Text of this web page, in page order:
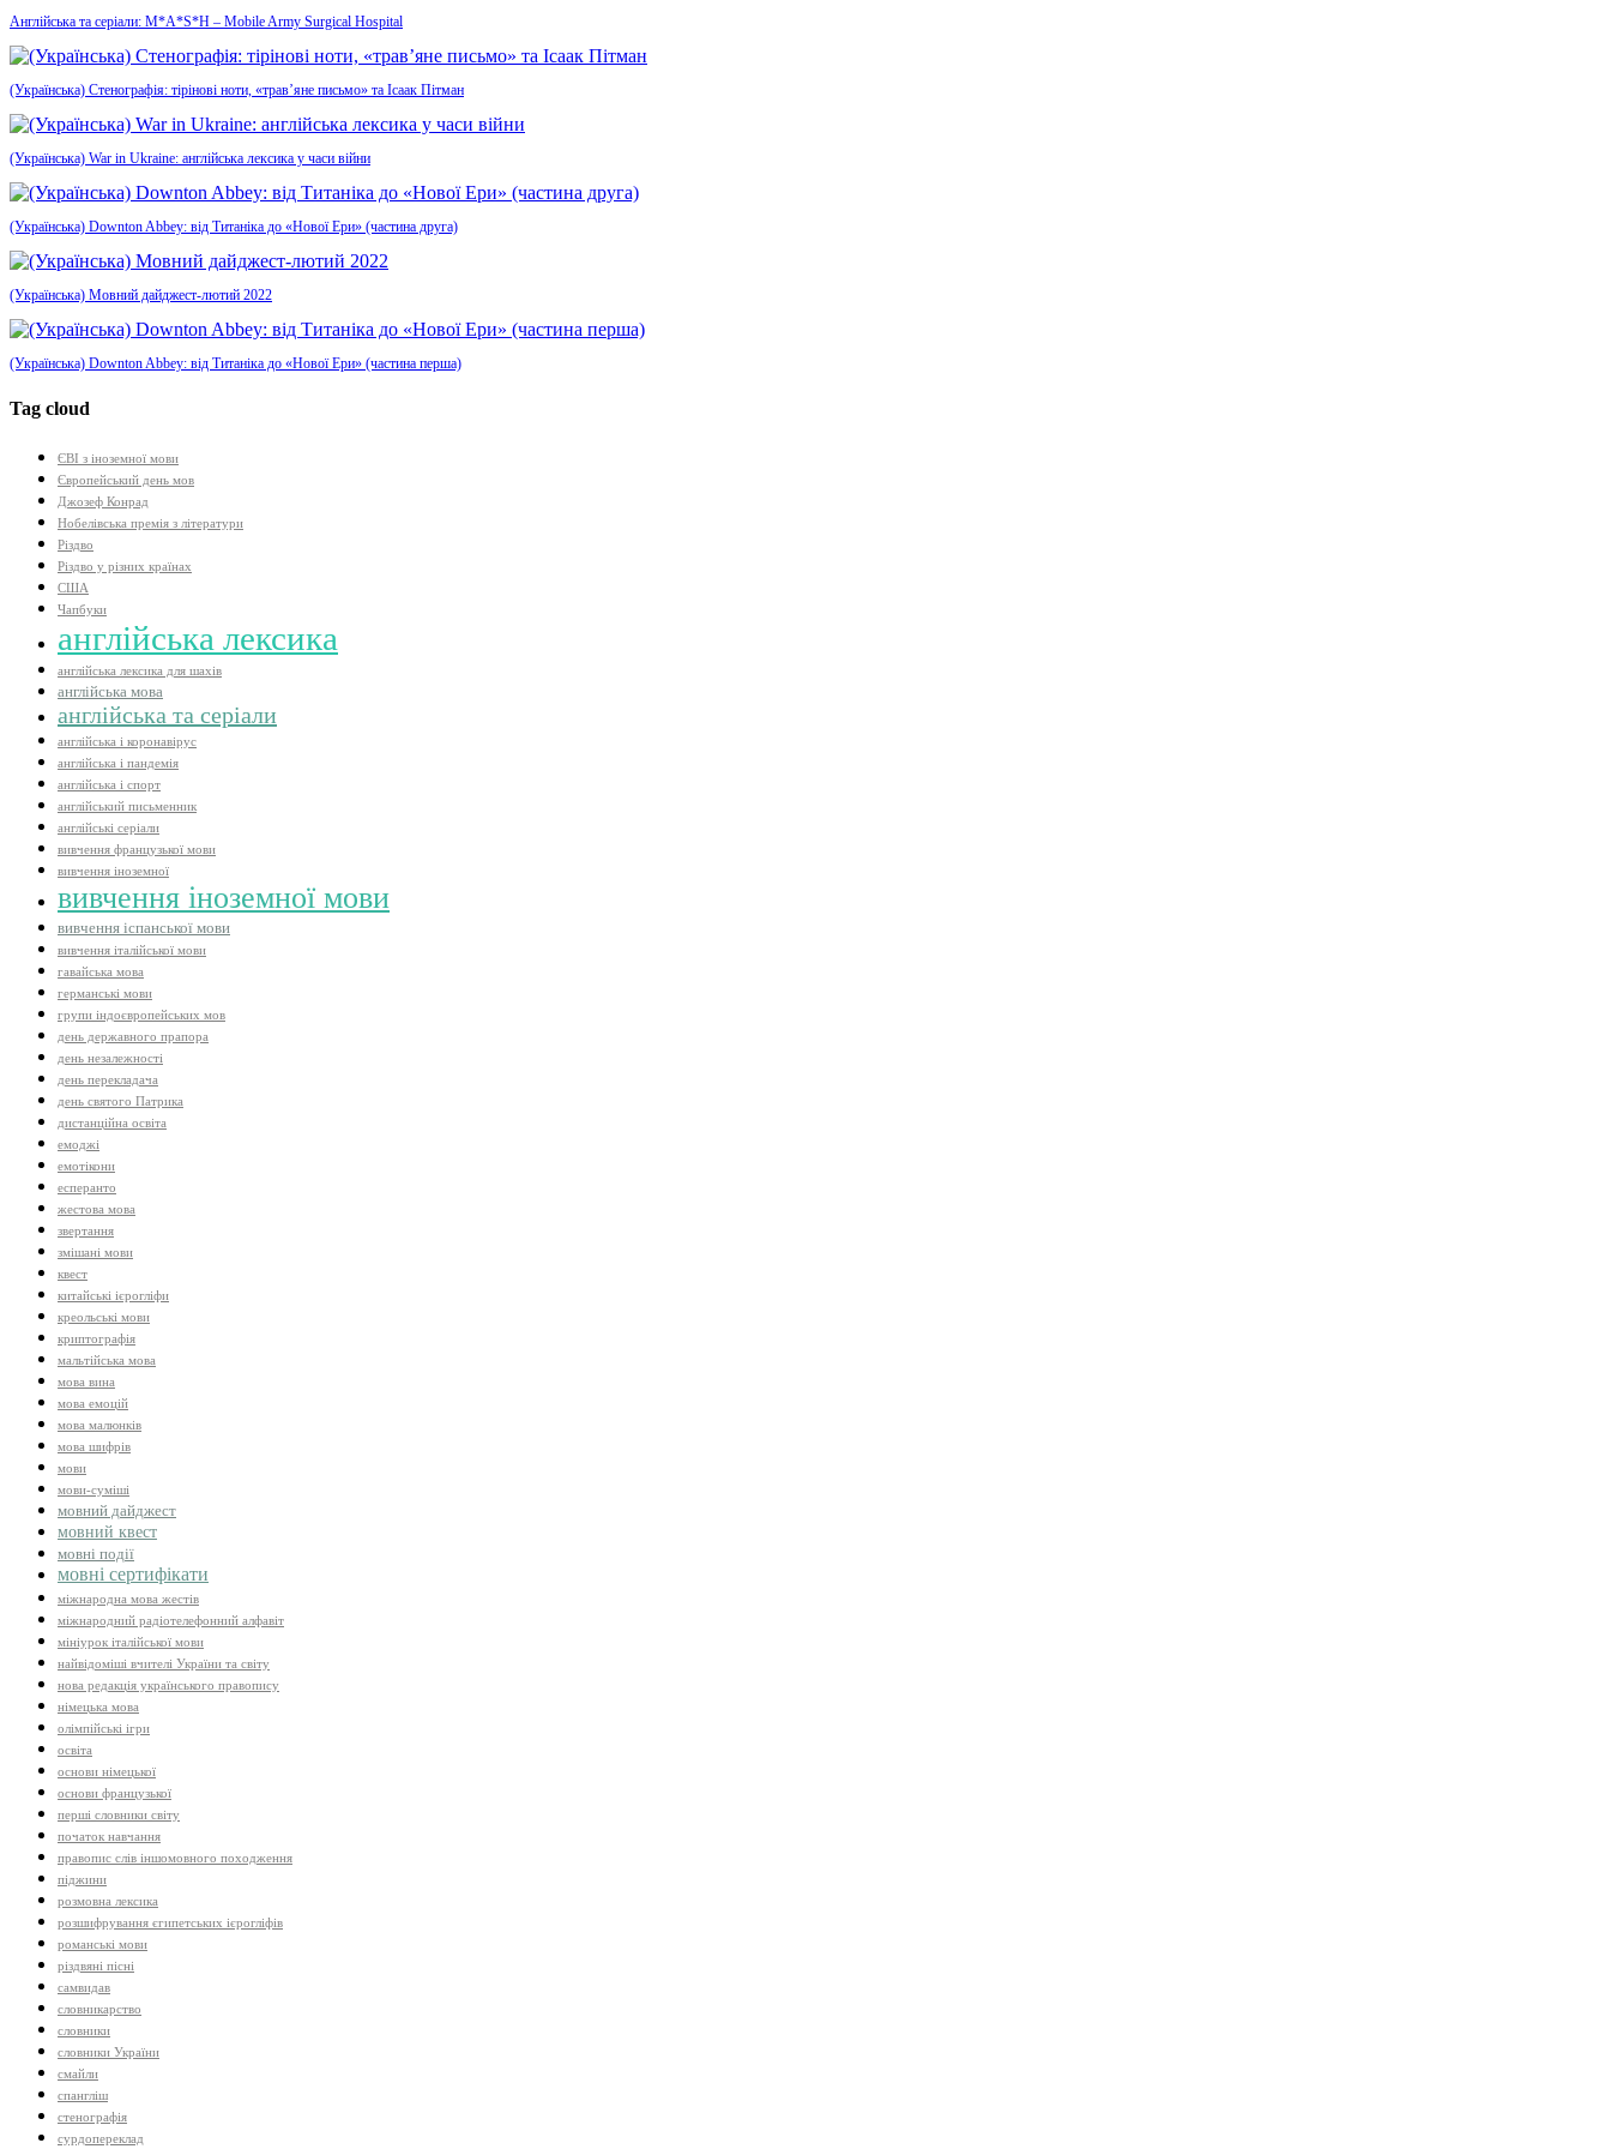
Англійська та серіали: M*A*S*H – Mobile Army Surgical Hospital
(Українська) Стенографія: тірінові ноти, «трав’яне письмо» та Ісаак Пітман
(Українська) War in Ukraine: англійська лексика у часи війни
(Українська) Downton Abbey: від Титаніка до «Нової Ери» (частина друга)
(Українська) Мовний дайджест-лютий 2022
(Українська) Downton Abbey: від Титаніка до «Нової Ери» (частина перша)
Tag cloud
ЄВІ з іноземної мови
Європейський день мов
Джозеф Конрад
Нобелівська премія з літератури
Різдво
Різдво у різних країнах
США
Чапбуки
англійська лексика
англійська лексика для шахів
англійська мова
англійська та серіали
англійська і коронавірус
англійська і пандемія
англійська і спорт
англійський письменник
англійські серіали
вивчення французької мови
вивчення іноземної
вивчення іноземної мови
вивчення іспанської мови
вивчення італійської мови
гавайська мова
германські мови
групи індоєвропейських мов
день державного прапора
день незалежності
день перекладача
день святого Патрика
дистанційна освіта
емоджі
емотікони
есперанто
жестова мова
звертання
змішані мови
квест
китайські ієрогліфи
креольські мови
криптографія
мальтійська мова
мова вина
мова емоцій
мова малюнків
мова шифрів
мови
мови-суміші
мовний дайджест
мовний квест
мовні події
мовні сертифікати
міжнародна мова жестів
міжнародний радіотелефонний алфавіт
мініурок італійської мови
найвідоміші вчителі України та світу
нова редакція українського правопису
німецька мова
олімпійські ігри
освіта
основи німецької
основи французької
перші словники світу
початок навчання
правопис слів іншомовного походження
піджини
розмовна лексика
розшифрування єгипетських ієрогліфів
романські мови
різдвяні пісні
самвидав
словникарство
словники
словники України
смайли
спангліш
стенографія
сурдопереклад